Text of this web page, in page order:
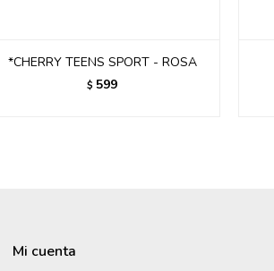
*CHERRY TEENS SPORT - ROSA
$ 599
Mi cuenta